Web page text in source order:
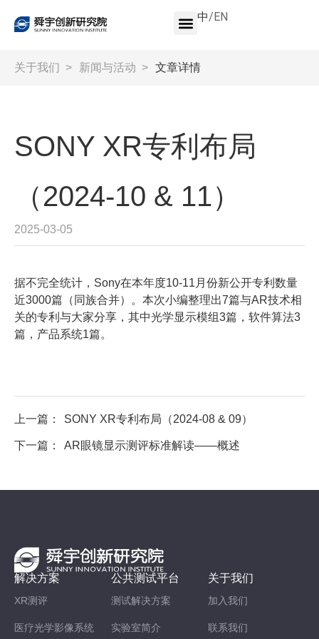
中/EN
关于我们 > 新闻与活动 > 文章详情
SONY XR专利布局
（2024-10 & 11）
2025-03-05
据不完全统计，Sony在本年度10-11月份新公开专利数量
近3000篇（同族合并）。本次小编整理出7篇与AR技术相
关的专利与大家分享，其中光学显示模组3篇，软件算法3
篇，产品系统1篇。
上一篇： SONY XR专利布局（2024-08 & 09）
下一篇： AR眼镜显示测评标准解读——概述
解决方案
XR测评
医疗光学影像系统
公共测试平台
测试解决方案
实验室简介
关于我们
加入我们
联系我们